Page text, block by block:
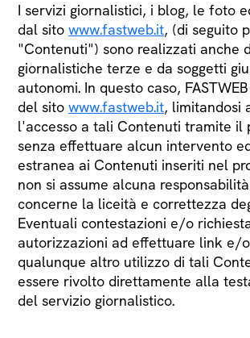
I servizi giornalistici, i blog, le foto
dal sito www.fastweb.it, (di seguito
"Contenuti") sono realizzati anche
giornalistiche terze e da soggetti
autonomi. In questo caso,
del sito www.fastweb.it, limitandosi
l'accesso a tali Contenuti tramite il
senza effettuare alcun intervento
estranea ai Contenuti inseriti nel
non si assume alcuna
concerne la liceità e correttezza
Eventuali contestazioni e/o
autorizzazioni ad effettuare link e/
qualunque altro utilizzo di tali
essere rivolto direttamente alla
del servizio giornalistico.